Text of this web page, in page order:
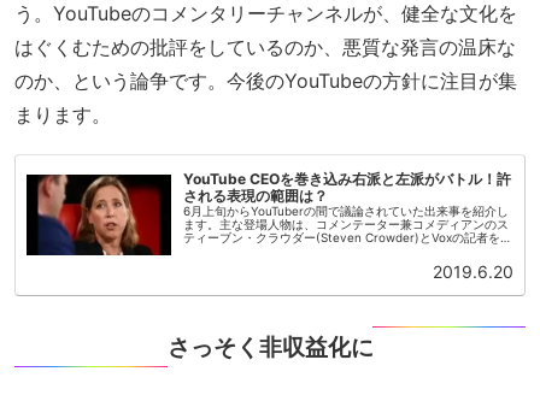
う。YouTubeのコメンタリーチャンネルが、健全な文化を
はぐくむための批評をしているのか、悪質な発言の温床な
のか、という論争です。今後のYouTubeの方針に注目が集
まります。
YouTube CEOを巻き込み右派と左派がバトル！許
される表現の範囲は？
6月上旬からYouTuberの間で議論されていた出来事を紹介し
ます。主な登場人物は、コメンテーター兼コメディアンのス
ティーブン・クラウダー(Steven Crowder)とVoxの記者をし
2019.6.20
さっそく非収益化に